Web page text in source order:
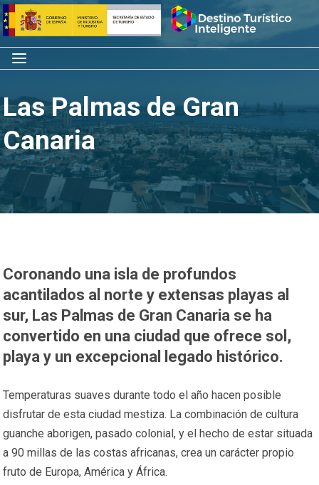
Saltar
al
contenido
Inicio
Menú
Las Palmas de Gran
Canaria
Coronando una isla de profundos
acantilados al norte y extensas playas al
sur, Las Palmas de Gran Canaria se ha
convertido en una ciudad que ofrece sol,
playa y un excepcional legado histórico.
Temperaturas suaves durante todo el año hacen posible
disfrutar de esta ciudad mestiza. La combinación de cultura
guanche aborigen, pasado colonial, y el hecho de estar situada
a 90 millas de las costas africanas, crea un carácter propio
fruto de Europa, América y África.